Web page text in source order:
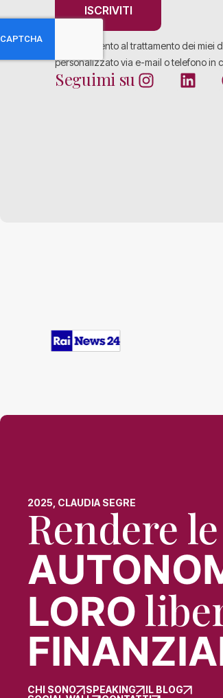
Acconsento al trattamento dei
personalizzato via e-mail o telefono in
ISCRIVITI
Seguimi su
2025, CLAUDIA SEGRE
Rendere le
LORO
CHI SONO SPEAKING
IL BLOG